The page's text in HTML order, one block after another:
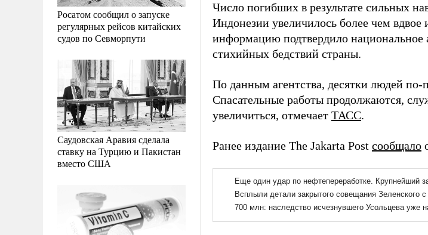
Росатом сообщил о запуске
регулярных рейсов китайских
судов по Севморпути
Саудовская Аравия сделала
ставку на Турцию и Пакистан
вместо США
Число погибших в результате сильных
Индонезии увеличилось более чем вдвое
информацию подтвердило национальное
стихийных бедствий страны.
По данным агентства, десятки людей
Спасательные работы продолжаются,
увеличиться, отмечает ТАСС.
Ранее издание The Jakarta Post сообщало